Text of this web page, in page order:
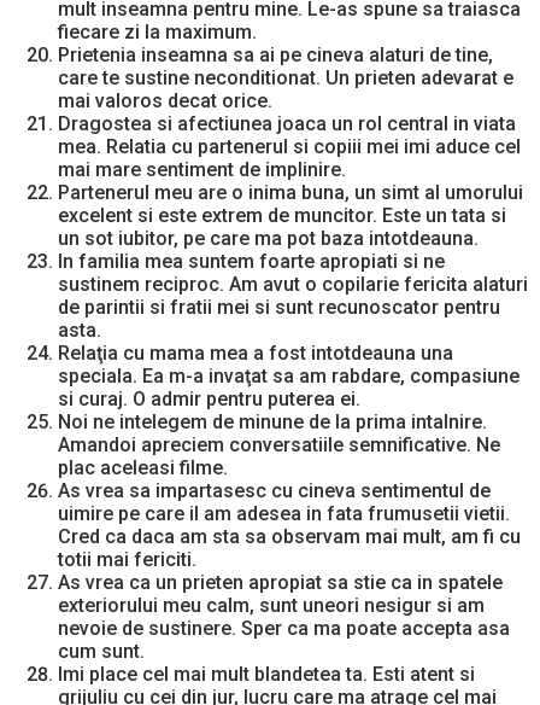
mult inseamna pentru mine. Le-as spune sa traiasca
fiecare zi la maximum.
Prietenia inseamna sa ai pe cineva alaturi de tine,
care te sustine neconditionat. Un prieten adevarat e
mai valoros decat orice.
Dragostea si afectiunea joaca un rol central in viata
mea. Relatia cu partenerul si copiii mei imi aduce cel
mai mare sentiment de implinire.
Partenerul meu are o inima buna, un simt al umorului
excelent si este extrem de muncitor. Este un tata si
un sot iubitor, pe care ma pot baza intotdeauna.
In familia mea suntem foarte apropiati si ne
sustinem reciproc. Am avut o copilarie fericita alaturi
de parintii si fratii mei si sunt recunoscator pentru
asta.
Relaţia cu mama mea a fost intotdeauna una
speciala. Ea m-a invaţat sa am rabdare, compasiune
si curaj. O admir pentru puterea ei.
Noi ne intelegem de minune de la prima intalnire.
Amandoi apreciem conversatiile semnificative. Ne
plac aceleasi filme.
As vrea sa impartasesc cu cineva sentimentul de
uimire pe care il am adesea in fata frumusetii vietii.
Cred ca daca am sta sa observam mai mult, am fi cu
totii mai fericiti.
As vrea ca un prieten apropiat sa stie ca in spatele
exteriorului meu calm, sunt uneori nesigur si am
nevoie de sustinere. Sper ca ma poate accepta asa
cum sunt.
Imi place cel mai mult blandetea ta. Esti atent si
grijuliu cu cei din jur, lucru care ma atrage cel mai